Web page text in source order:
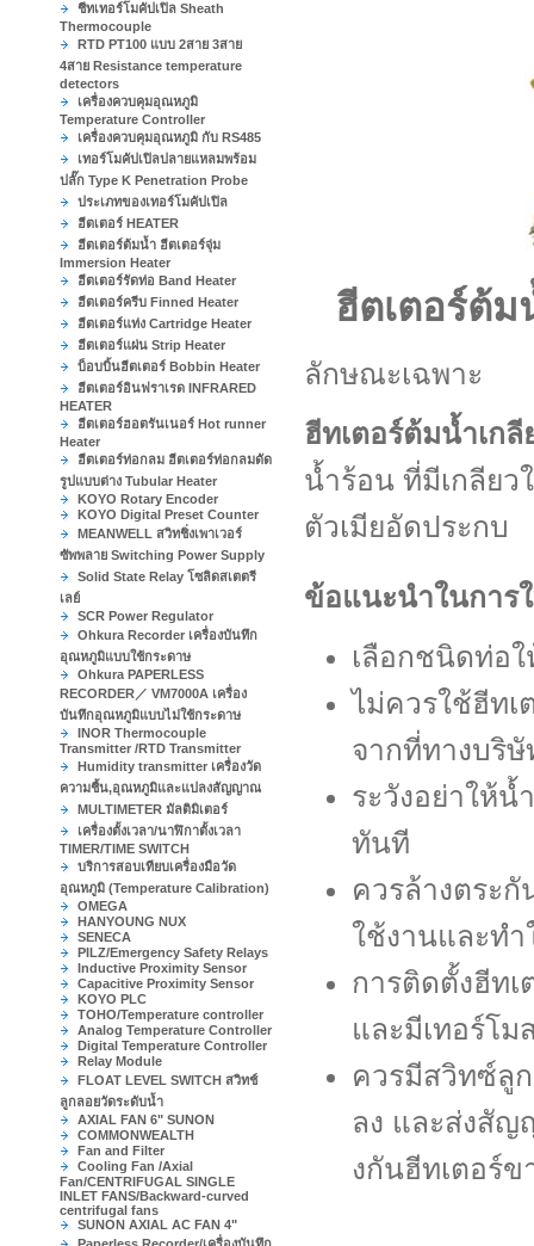
ชีทเทอร์โมคัปเปิล Sheath
Thermocouple
RTD PT100 แบบ 2สาย 3สาย
4สาย Resistance temperature
detectors
เครื่องควบคุมอุณหภูมิ
Temperature Controller
เครื่องควบคุมอุณหภูมิ กับ RS485
เทอร์โมคัปเปิลปลายแหลมพร้อม
ปลั๊ก Type K Penetration Probe
ประเภทของเทอร์โมคัปเปิล
ฮีตเตอร์ HEATER
ฮีตเตอร์ต้มน้ำ ฮีตเตอร์จุ่ม
Immersion Heater
ฮีตเตอร์รัดท่อ Band Heater
ฮีตเตอร์ครีบ Finned Heater
ฮีตเตอร์แท่ง Cartridge Heater
ฮีตเตอร์แผ่น Strip Heater
บ็อบบิ้นฮีตเตอร์ Bobbin Heater
ฮีตเตอร์อินฟราเรด INFRARED
HEATER
ฮีตเตอร์ฮอตรันเนอร์ Hot runner
Heater
ฮีตเตอร์ท่อกลม ฮีตเตอร์ท่อกลมดัด
รูปแบบต่าง Tubular Heater
KOYO Rotary Encoder
KOYO Digital Preset Counter
MEANWELL สวิทชิ่งเพาเวอร์
ซัพพลาย Switching Power Supply
Solid State Relay โซลิดสเตตรี
เลย์
SCR Power Regulator
Ohkura Recorder เครื่องบันทึก
อุณหภูมิแบบใช้กระดาษ
Ohkura PAPERLESS
RECORDER／ VM7000A เครื่อง
บันทึกอุณหภูมิแบบไม่ใช้กระดาษ
INOR Thermocouple
Transmitter /RTD Transmitter
Humidity transmitter เครื่องวัด
ความชื้น,อุณหภูมิและแปลงสัญญาณ
MULTIMETER มัลติมิเตอร์
เครื่องตั้งเวลา/นาฬิกาตั้งเวลา
TIMER/TIME SWITCH
บริการสอบเทียบเครื่องมือวัด
อุณหภูมิ (Temperature Calibration)
OMEGA
HANYOUNG NUX
SENECA
PILZ/Emergency Safety Relays
Inductive Proximity Sensor
Capacitive Proximity Sensor
KOYO PLC
TOHO/Temperature controller
Analog Temperature Controller
Digital Temperature Controller
Relay Module
FLOAT LEVEL SWITCH สวิทช์
ลูกลอยวัดระดับน้ำ
AXIAL FAN 6" SUNON
COMMONWEALTH
Fan and Filter
Cooling Fan /Axial
Fan/CENTRIFUGAL SINGLE
INLET FANS/Backward-curved
centrifugal fans
SUNON AXIAL AC FAN 4"
ฮีตเตอร์ต้
ลักษณะเฉพาะ
ฮีทเตอร์ต้มน้ำเกลี
น้ำร้อน ที่มีเกลียว
ตัวเมียอัดประกบ
ข้อแนะนำในการ
เลือกชนิดท่อ
ไม่ควรใช้ฮีท
จากที่ทางบริ
ระวังอย่าให้
ทันที
ควรล้างตระกั
ใช้งานและท
การติดตั้งฮีท
และมีเทอร์โ
ควรมีสวิทซ์ลู
ลง และส่งสั
งกันฮีทเตอร์ข